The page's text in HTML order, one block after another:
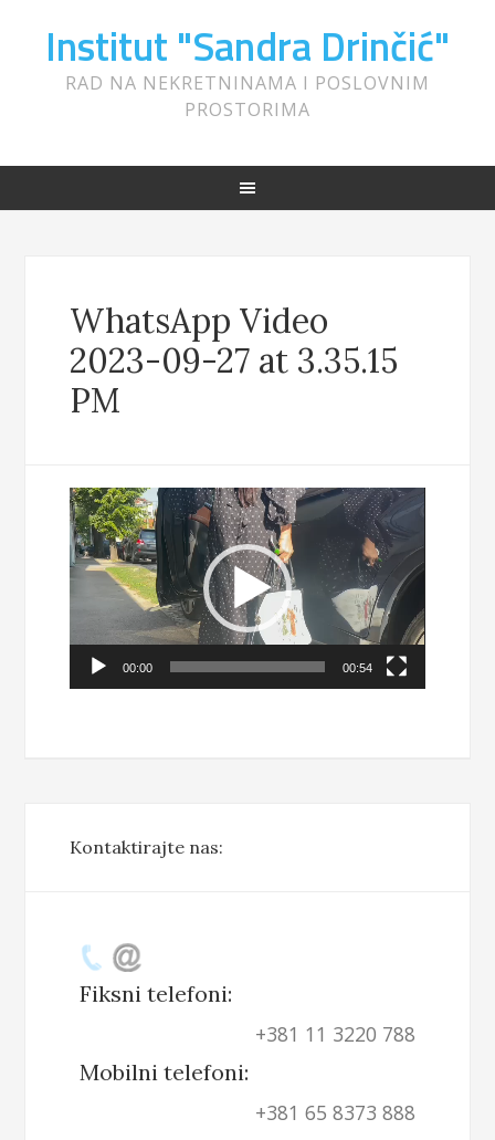
Institut "Sandra Drinčić"
RAD NA NEKRETNINAMA I POSLOVNIM
PROSTORIMA
WhatsApp Video
2023-09-27 at 3.35.15
PM
Video
Player
00:00 00:54
Kontaktirajte nas:
Fiksni telefoni:
+381 11 3220 788
Mobilni telefoni:
+381 65 8373 888